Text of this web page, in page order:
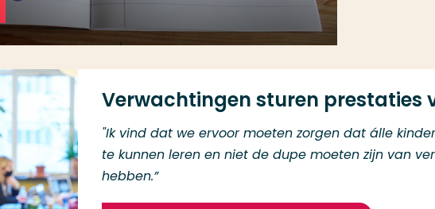
Verwachtingen sturen prestaties
"Ik vind dat we ervoor moeten zorgen dat álle
te kunnen leren en niet de dupe moeten zijn van
hebben.”